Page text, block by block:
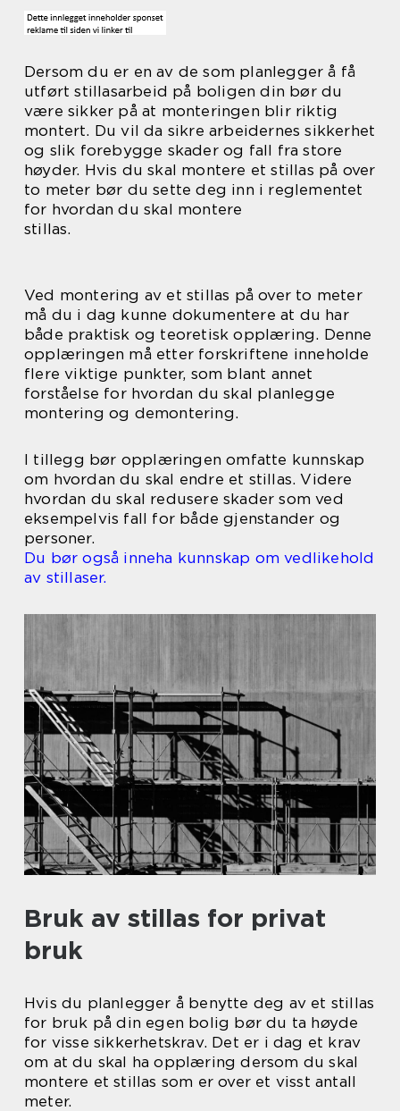
Dersom du er en av de som planlegger å få
utført stillasarbeid på boligen din bør du
være sikker på at monteringen blir riktig
montert. Du vil da sikre arbeidernes sikkerhet
og slik forebygge skader og fall fra store
høyder. Hvis du skal montere et stillas på over
to meter bør du sette deg inn i reglementet
for hvordan du skal montere
stillas.
Ved montering av et stillas på over to meter
må du i dag kunne dokumentere at du har
både praktisk og teoretisk opplæring. Denne
opplæringen må etter forskriftene inneholde
flere viktige punkter, som blant annet
forståelse for hvordan du skal planlegge
montering og demontering.
I tillegg bør opplæringen omfatte kunnskap
om hvordan du skal endre et stillas. Videre
hvordan du skal redusere skader som ved
eksempelvis fall for både gjenstander og
personer.
Du bør også inneha kunnskap om vedlikehold
av stillaser.
Bruk av stillas for privat
bruk
Hvis du planlegger å benytte deg av et stillas
for bruk på din egen bolig bør du ta høyde
for visse sikkerhetskrav. Det er i dag et krav
om at du skal ha opplæring dersom du skal
montere et stillas som er over et visst antall
meter.